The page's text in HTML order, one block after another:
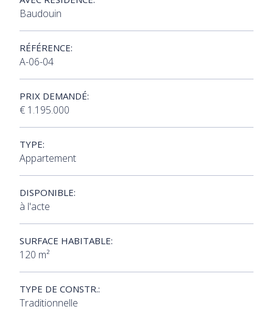
Baudouin
RÉFÉRENCE:
A-06-04
PRIX DEMANDÉ:
€ 1.195.000
TYPE:
Appartement
DISPONIBLE:
à l'acte
SURFACE HABITABLE:
120 m²
TYPE DE CONSTR.:
Traditionnelle